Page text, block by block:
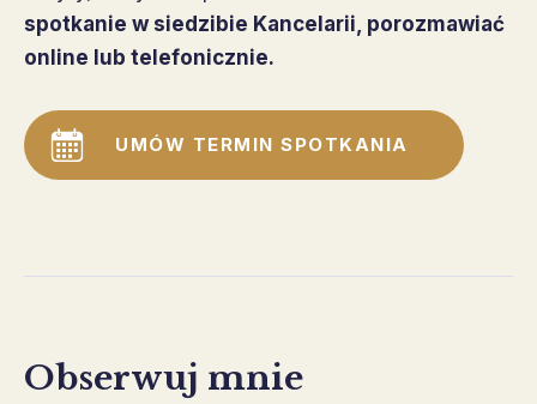
spotkanie w siedzibie Kancelarii, porozmawiać
online lub telefonicznie.
UMÓW TERMIN SPOTKANIA
Obserwuj mnie